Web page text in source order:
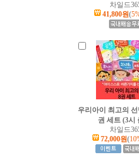
차일드
41,800원(
우리아이 최고의
권 세트 (3시
차일드
72,000원(